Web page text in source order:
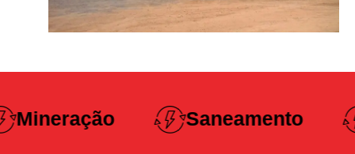
Saneamento
Construção
Pesada